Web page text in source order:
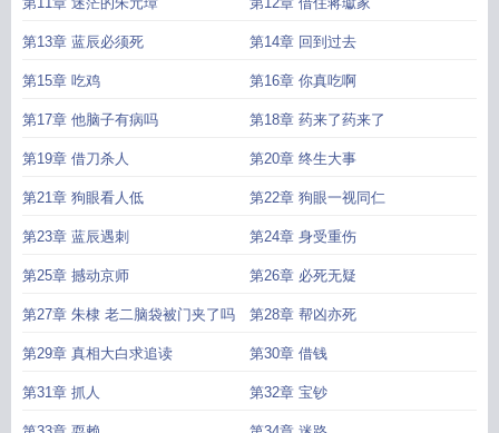
第13章 蓝辰必须死 第14章 回到过去
第15章 吃鸡 第16章 你真吃啊
第17章 他脑子有病吗 第18章 药来了药来了
第19章 借刀杀人 第20章 终生大事
第21章 狗眼看人低 第22章 狗眼一视同仁
第23章 蓝辰遇刺 第24章 身受重伤
第25章 撼动京师 第26章 必死无疑
第27章 朱棣 老二脑袋被门夹了吗 第28章 帮凶亦死
第29章 真相大白求追读 第30章 借钱
第31章 抓人 第32章 宝钞